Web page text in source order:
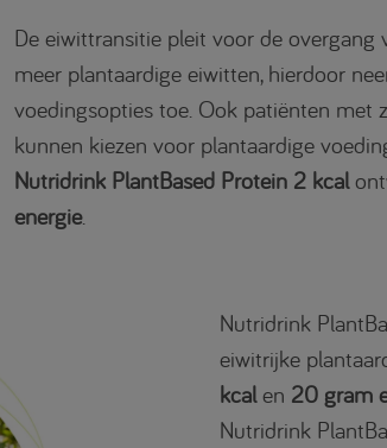
De eiwittransitie pleit voor de
meer plantaardige eiwitten, hierdoor
voedingsopties toe. Ook patiënten met
kunnen kiezen voor plantaardige
Nutridrink PlantBased Protein 2 kcal
energie.
Nutridrink
eiwitrijke
kcalen 20 gram
Nutridrink